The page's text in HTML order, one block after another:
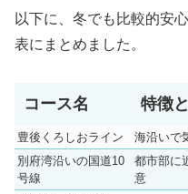
以下に、冬でも比較的安
表にまとめました。
コース名 特徴
豊後くろしおライン
海沿いで
別府湾沿いの国道10
号線
都市部に
意